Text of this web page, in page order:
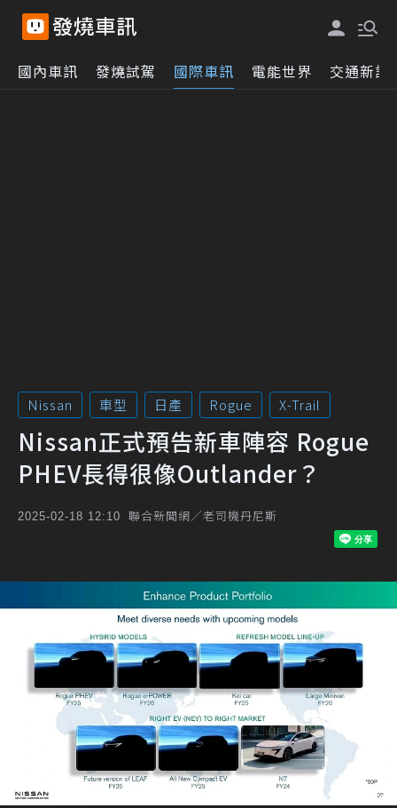
國內車訊 發燒試駕 國際車訊 電能世界 交通新訊
Nissan 車型 日產 Rogue X-Trail
Nissan正式預告新車陣容 Rogue
PHEV長得很像Outlander？
2025-02-18 12:10 聯合新聞網／老司機丹尼斯